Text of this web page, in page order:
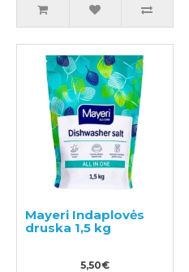
Mayeri Indaplovės
druska 1,5 kg
5,50€